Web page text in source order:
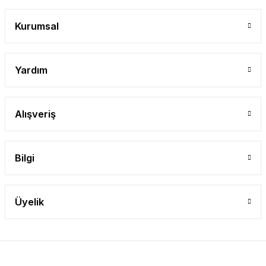
Kurumsal
Yardım
Alışveriş
Bilgi
Üyelik